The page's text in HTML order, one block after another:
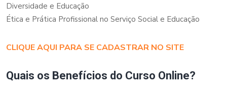
Diversidade e Educação
Ética e Prática Profissional no Serviço Social e Educação
CLIQUE AQUI PARA SE CADASTRAR NO SITE
Quais os Benefícios do Curso Online?